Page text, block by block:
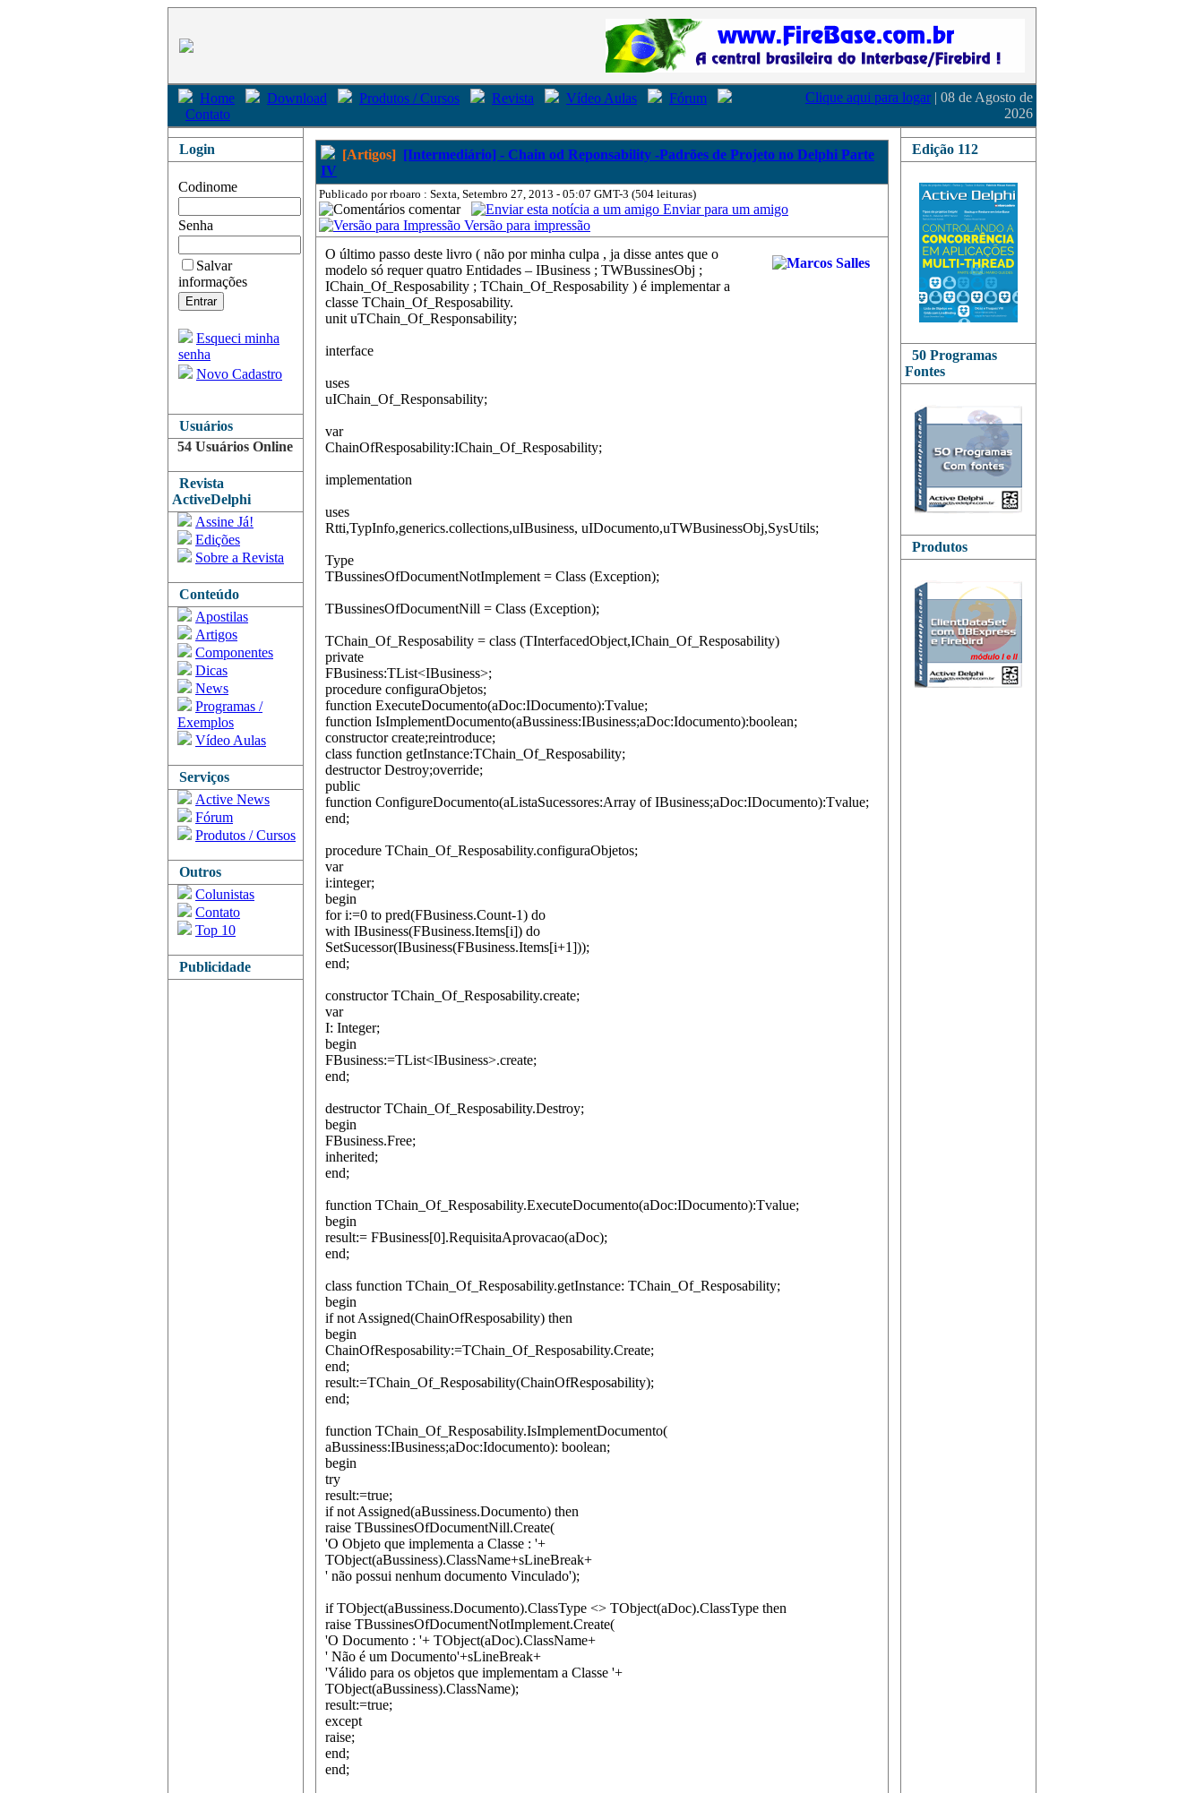
Home Download Produtos / Cursos Revista Vídeo Aulas
Fórum
Contato
Clique aqui para logar | 08 de Agosto de
2026
Login
Codinome
Senha
Salvar
informações
Esqueci minha
senha
Novo Cadastro
Usuários
54 Usuários Online
Revista
ActiveDelphi
Assine Já!
Edições
Sobre a Revista
Conteúdo
Apostilas
Artigos
Componentes
Dicas
News
Programas /
Exemplos
Vídeo Aulas
Serviços
Active News
Fórum
Produtos / Cursos
Outros
Colunistas
Contato
Top 10
Publicidade
[Artigos] [Intermediário] - Chain od Reponsability -Padrões de Projeto no Delphi Parte
IV
Publicado por rboaro : Sexta, Setembro 27, 2013 - 05:07 GMT-3 (504 leituras)
comentar
Enviar para um amigo
Versão para impressão
O último passo deste livro ( não por minha culpa , ja disse antes que o
modelo só requer quatro Entidades – IBusiness ; TWBussinesObj ;
IChain_Of_Resposability ; TChain_Of_Resposability ) é implementar a
classe TChain_Of_Resposability.
unit uTChain_Of_Responsability;
interface
uses
uIChain_Of_Responsability;
var
ChainOfResposability:IChain_Of_Resposability;
implementation
uses
Rtti,TypInfo,generics.collections,uIBusiness, uIDocumento,uTWBusinessObj,SysUtils;
Type
TBussinesOfDocumentNotImplement = Class (Exception);
TBussinesOfDocumentNill = Class (Exception);
TChain_Of_Resposability = class (TInterfacedObject,IChain_Of_Resposability)
private
FBusiness:TList<IBusiness>;
procedure configuraObjetos;
function ExecuteDocumento(aDoc:IDocumento):Tvalue;
function IsImplementDocumento(aBussiness:IBusiness;aDoc:Idocumento):boolean;
constructor create;reintroduce;
class function getInstance:TChain_Of_Resposability;
destructor Destroy;override;
public
function ConfigureDocumento(aListaSucessores:Array of IBusiness;aDoc:IDocumento):Tvalue;
end;
procedure TChain_Of_Resposability.configuraObjetos;
var
i:integer;
begin
for i:=0 to pred(FBusiness.Count-1) do
with IBusiness(FBusiness.Items[i]) do
SetSucessor(IBusiness(FBusiness.Items[i+1]));
end;
constructor TChain_Of_Resposability.create;
var
I: Integer;
begin
FBusiness:=TList<IBusiness>.create;
end;
destructor TChain_Of_Resposability.Destroy;
begin
FBusiness.Free;
inherited;
end;
function TChain_Of_Resposability.ExecuteDocumento(aDoc:IDocumento):Tvalue;
begin
result:= FBusiness[0].RequisitaAprovacao(aDoc);
end;
class function TChain_Of_Resposability.getInstance: TChain_Of_Resposability;
begin
if not Assigned(ChainOfResposability) then
begin
ChainOfResposability:=TChain_Of_Resposability.Create;
end;
result:=TChain_Of_Resposability(ChainOfResposability);
end;
function TChain_Of_Resposability.IsImplementDocumento(
aBussiness:IBusiness;aDoc:Idocumento): boolean;
begin
try
result:=true;
if not Assigned(aBussiness.Documento) then
raise TBussinesOfDocumentNill.Create(
'O Objeto que implementa a Classe : '+
TObject(aBussiness).ClassName+sLineBreak+
' não possui nenhum documento Vinculado');
if TObject(aBussiness.Documento).ClassType <> TObject(aDoc).ClassType then
raise TBussinesOfDocumentNotImplement.Create(
'O Documento : '+ TObject(aDoc).ClassName+
' Não é um Documento'+sLineBreak+
'Válido para os objetos que implementam a Classe '+
TObject(aBussiness).ClassName);
result:=true;
except
raise;
end;
end;
Edição 112
50 Programas
Fontes
Produtos